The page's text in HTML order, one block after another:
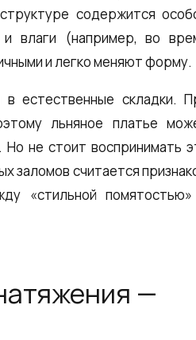
содержится
влаги (например, во
и легко меняют форму.
естественные складки.
льняное платье
не стоит воспринимать
заломов считается
«стильной
—